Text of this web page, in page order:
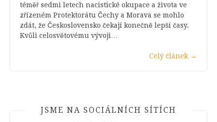
téměř sedmi letech nacistické okupace a života ve
zřízeném Protektorátu Čechy a Morava se mohlo
zdát, že Československo čekají konečně lepší časy.
Kvůli celosvětovému vývoji…
Celý článek →
JSME NA SOCIÁLNÍCH SÍTÍCH